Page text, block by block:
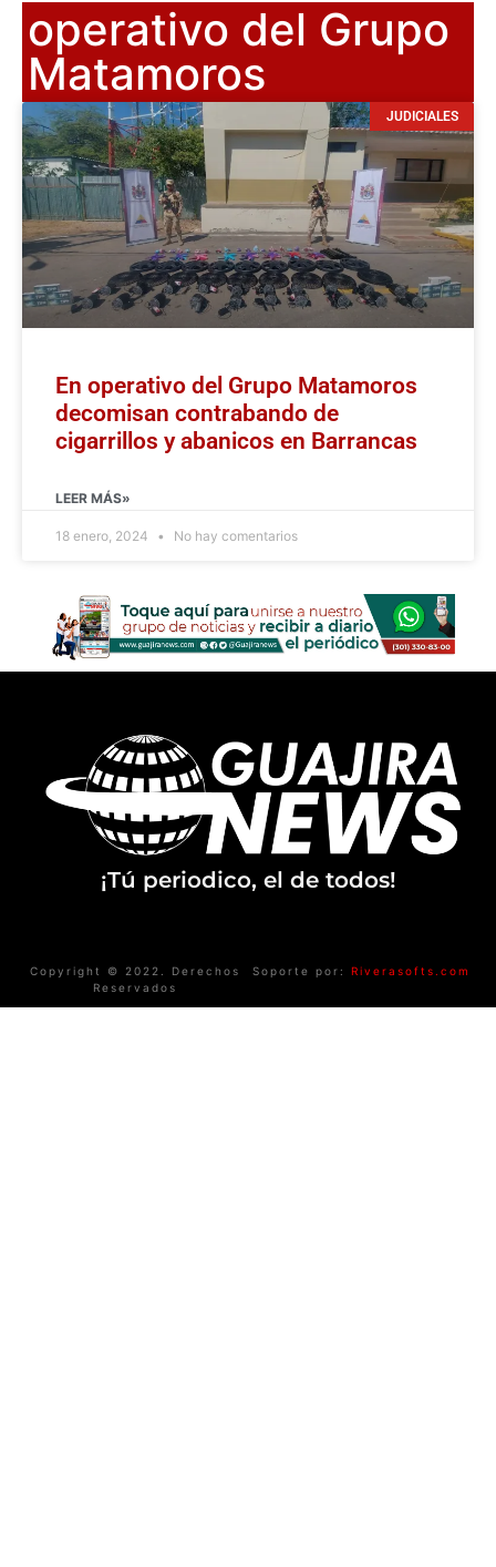
operativo del Grupo
Matamoros
JUDICIALES
En operativo del Grupo Matamoros
decomisan contrabando de
cigarrillos y abanicos en Barrancas
LEER MÁS»
18 enero, 2024 No hay comentarios
¡Tú periodico, el de todos!
Copyright © 2022. Derechos
Reservados
Soporte por: Riverasofts.com